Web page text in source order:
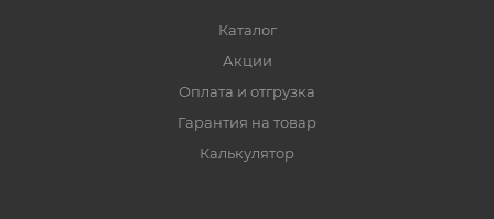
Каталог
Акции
Оплата и отгрузка
Гарантия на товар
Калькулятор